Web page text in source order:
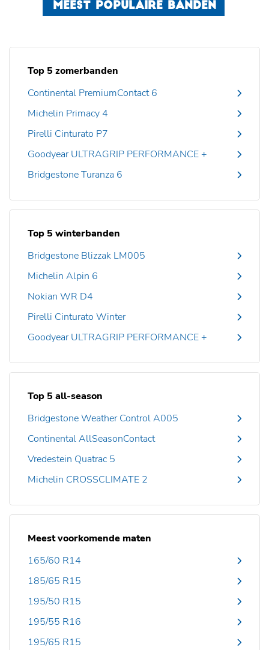
MEEST POPULAIRE BANDEN
Top 5 zomerbanden
Continental PremiumContact 6
Michelin Primacy 4
Pirelli Cinturato P7
Goodyear ULTRAGRIP PERFORMANCE +
Bridgestone Turanza 6
Top 5 winterbanden
Bridgestone Blizzak LM005
Michelin Alpin 6
Nokian WR D4
Pirelli Cinturato Winter
Goodyear ULTRAGRIP PERFORMANCE +
Top 5 all-season
Bridgestone Weather Control A005
Continental AllSeasonContact
Vredestein Quatrac 5
Michelin CROSSCLIMATE 2
Meest voorkomende maten
165/60 R14
185/65 R15
195/50 R15
195/55 R16
195/65 R15